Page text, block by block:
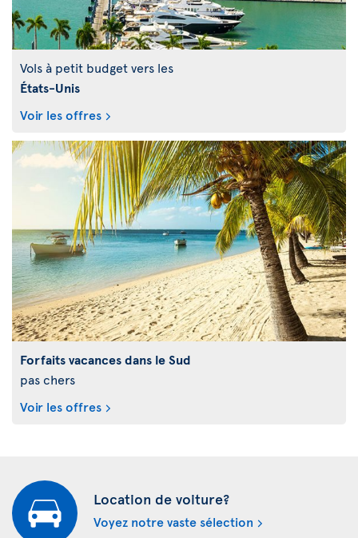
Vols à petit budget vers les
États-Unis
Voir les offres
Forfaits vacances dans le Sud
pas chers
Voir les offres
Location de voiture?
Voyez notre vaste sélection